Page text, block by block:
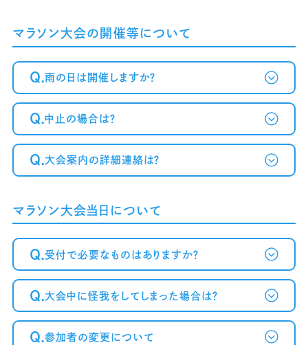
マラソン大会の開催等について
Q.雨の日は開催しますか？
Q.中止の場合は？
Q.大会案内の詳細連絡は？
マラソン大会当日について
Q.受付で必要なものはありますか？
Q.大会中に怪我をしてしまった場合は？
Q.参加者の変更について